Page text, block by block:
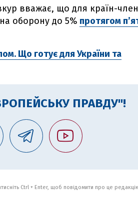
вважає, що для країн-
оборону до 5% протягом
Що готує для України та
ПРАВДУ"!
Ctrl + Enter, щоб повідомити про це